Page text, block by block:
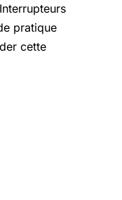
pratique
cette